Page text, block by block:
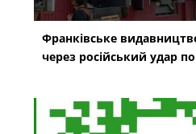
Франківське
через російський удар